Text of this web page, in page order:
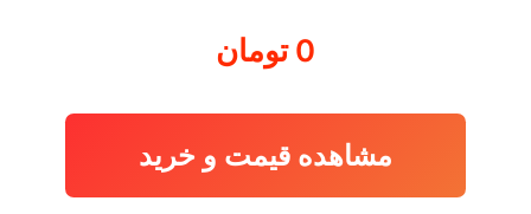
0 تومان
مشاهده قیمت و خرید